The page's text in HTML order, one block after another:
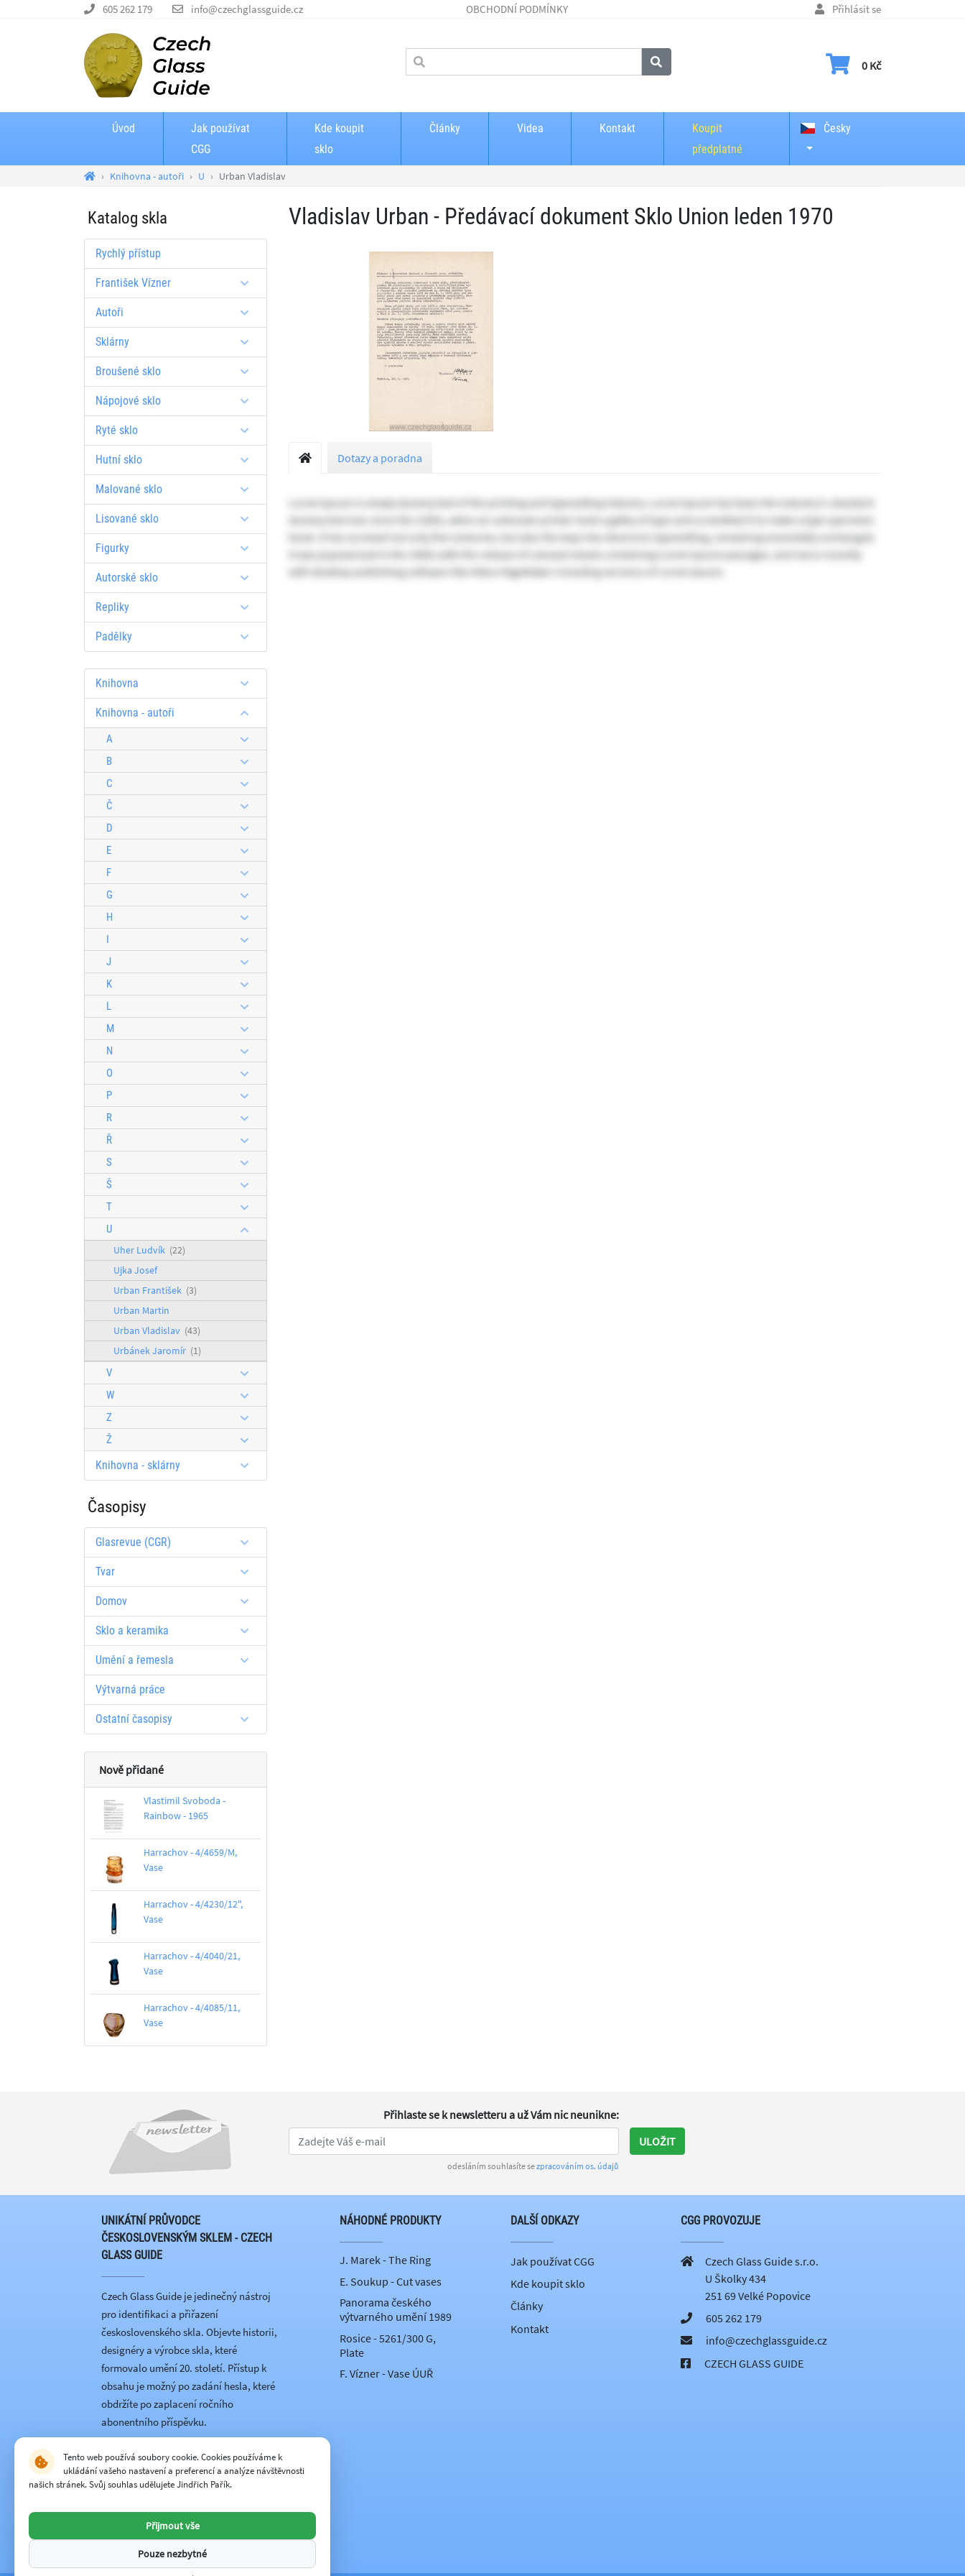
605 262 179 info@czechglassguide.cz OBCHODNÍ PODMÍNKY Přihlásit se
Nákupní košík
0 Kč
Úvod
Jak používat
CGG
Kde koupit
sklo
Články Videa Kontakt
Koupit
předplatné
Česky
Knihovna - autoři U Urban Vladislav
Katalog skla
Rychlý přístup
František Vízner
Autoři
Sklárny
Broušené sklo
Nápojové sklo
Ryté sklo
Hutní sklo
Malované sklo
Lisované sklo
Figurky
Autorské sklo
Repliky
Padělky
Knihovna
Knihovna - autoři
A
B
C
Č
D
E
F
G
H
I
J
K
L
M
N
O
P
R
Ř
S
Š
T
U
Uher Ludvík (22)
Ujka Josef
Urban František (3)
Urban Martin
Urban Vladislav (43)
Urbánek Jaromír (1)
V
W
Z
Ž
Knihovna - sklárny
Časopisy
Glasrevue (CGR)
Tvar
Domov
Sklo a keramika
Umění a řemesla
Výtvarná práce
Ostatní časopisy
Nově přidané
Vlastimil Svoboda -
Rainbow - 1965
Harrachov - 4/4659/M,
Vase
Harrachov - 4/4230/12",
Vase
Harrachov - 4/4040/21,
Vase
Harrachov - 4/4085/11,
Vase
Vladislav Urban - Předávací dokument Sklo Union leden 1970
Dotazy a poradna
Lorem Ipsum is simply dummy text of the printing and typesetting industry. Lorem Ipsum has been the industry's standard
dummy text ever since the 1500s, when an unknown printer took a galley of type and scrambled it to make a type specimen
book. It has survived not only five centuries, but also the leap into electronic typesetting, remaining essentially unchanged.
It was popularised in the 1960s with the release of Letraset sheets containing Lorem Ipsum passages, and more recently
with desktop publishing software like Aldus PageMaker including versions of Lorem Ipsum.
Přihlaste se k newsletteru a už Vám nic neunikne:
odesláním souhlasíte sezpracováním os. údajů
ULOŽIT
UNIKÁTNÍ PRŮVODCE
ČESKOSLOVENSKÝM SKLEM - CZECH
GLASS GUIDE
Czech Glass Guide je jedinečný nástroj
pro identifikaci a přiřazení
československého skla. Objevte historii,
designéry a výrobce skla, které
formovalo umění 20. století. Přístup k
obsahu je možný po zadání hesla, které
obdržíte po zaplacení ročního
abonentního příspěvku.
NÁHODNÉ PRODUKTY
J. Marek - The Ring
E. Soukup - Cut vases
Panorama českého
výtvarného umění 1989
Rosice - 5261/300 G,
Plate
F. Vízner - Vase ÚUŘ
DALŠÍ ODKAZY
Jak používat CGG
Kde koupit sklo
Články
Kontakt
CGG PROVOZUJE
Czech Glass Guide s.r.o.
U Školky 434
251 69 Velké Popovice
605 262 179
info@czechglassguide.cz
CZECH GLASS GUIDE
Tento web používá soubory cookie. Cookies používáme k
ukládání vašeho nastavení a preferencí a analýze návštěvnosti
našich stránek. Svůj souhlas udělujete Jindřich Pařík.
Přijmout vše
Pouze nezbytné